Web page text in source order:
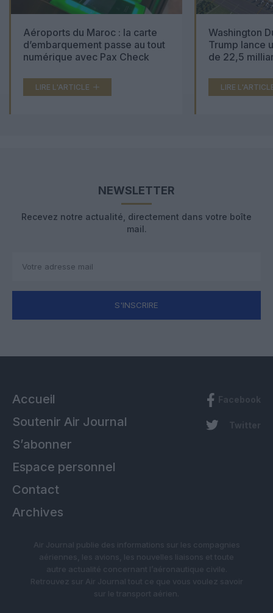
Aéroports du Maroc : la carte
d’embarquement passe au tout
numérique avec Pax Check
LIRE L'ARTICLE
Washington
Trump lance
de 22,5
LIRE
NEWSLETTER
Recevez notre actualité, directement dans votre boîte
mail.
S'INSCRIRE
Accueil
Soutenir Air Journal
S’abonner
Espace personnel
Contact
Archives